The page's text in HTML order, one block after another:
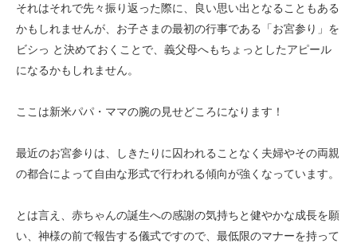
それはそれで先々振り返った際に、良い思い出となることもある
かもしれませんが、お子さまの最初の行事である「お宮参り」を
ビシっ と決めておくことで、義父母へもちょっとしたアピール
になるかもしれません。
ここは新米パパ・ママの腕の見せどころになります！
最近のお宮参りは、しきたりに囚われることなく夫婦やその両親
の都合によって自由な形式で行われる傾向が強くなっています。
とは言え、赤ちゃんの誕生への感謝の気持ちと健やかな成長を願
い、神様の前で報告する儀式ですので、最低限のマナーを持って